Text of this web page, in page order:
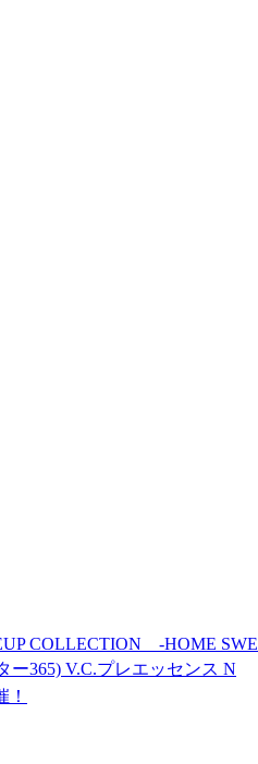
COLLECTION -HOME
ー365) V.C.プレエッセンス N
！